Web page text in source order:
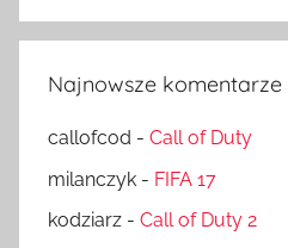
Najnowsze komentarze
callofcod - Call of Duty
milanczyk - FIFA 17
kodziarz - Call of Duty 2